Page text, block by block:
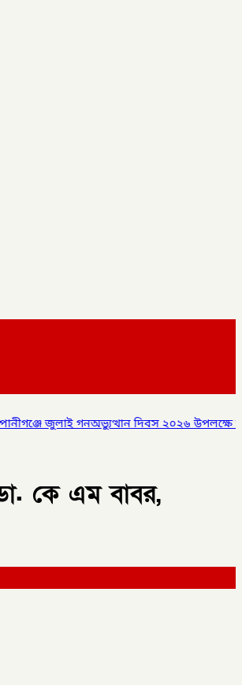
দিবস ২০২৬ উপলক্ষে আলোচনা সভা ও বিশেষ
কে এম বাবর,